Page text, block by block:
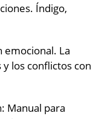
Índigo,
emocional. La
los conflictos con
Manual para